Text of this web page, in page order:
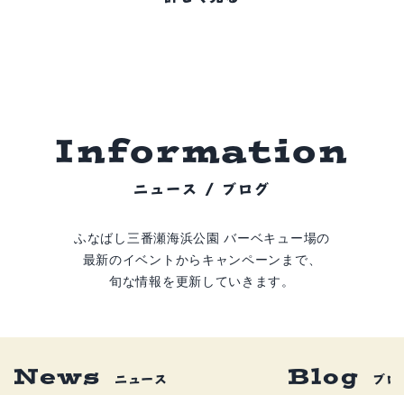
Information
ニュース / ブログ
ふなばし三番瀬海浜公園 バーベキュー場の
最新のイベントからキャンペーンまで、
旬な情報を更新していきます。
News ニュース Blog ブロ